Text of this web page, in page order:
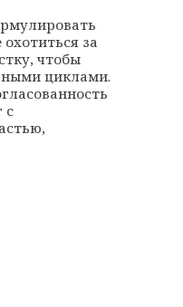
за
чтобы
циклами.
с